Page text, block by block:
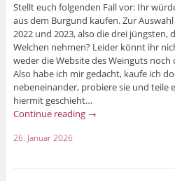
Stellt euch folgenden Fall vor: Ihr
aus dem Burgund kaufen. Zur
2022 und 2023, also die drei jüngsten,
Welchen nehmen? Leider könnt ihr
weder die Website des Weinguts
Also habe ich mir gedacht, kaufe ich
nebeneinander, probiere sie und teile
hiermit geschieht…
Continue reading →
26. Januar 2026